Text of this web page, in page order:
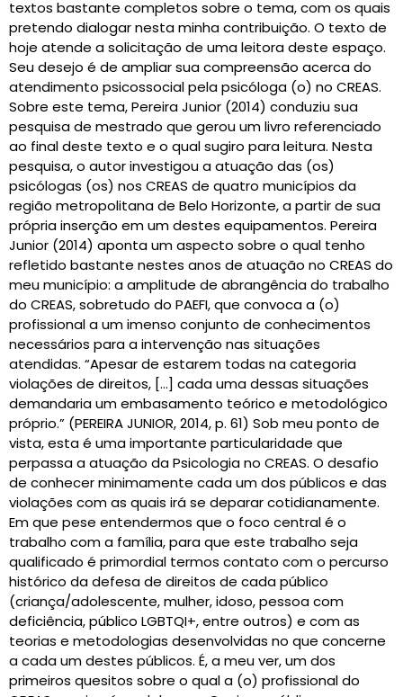
textos bastante completos sobre o tema, com os quais
pretendo dialogar nesta minha contribuição. O texto de
hoje atende a solicitação de uma leitora deste espaço.
Seu desejo é de ampliar sua compreensão acerca do
atendimento psicossocial pela psicóloga (o) no CREAS.
Sobre este tema, Pereira Junior (2014) conduziu sua
pesquisa de mestrado que gerou um livro referenciado
ao final deste texto e o qual sugiro para leitura. Nesta
pesquisa, o autor investigou a atuação das (os)
psicólogas (os) nos CREAS de quatro municípios da
região metropolitana de Belo Horizonte, a partir de sua
própria inserção em um destes equipamentos. Pereira
Junior (2014) aponta um aspecto sobre o qual tenho
refletido bastante nestes anos de atuação no CREAS do
meu município: a amplitude de abrangência do trabalho
do CREAS, sobretudo do PAEFI, que convoca a (o)
profissional a um imenso conjunto de conhecimentos
necessários para a intervenção nas situações
atendidas. “Apesar de estarem todas na categoria
violações de direitos, […] cada uma dessas situações
demandaria um embasamento teórico e metodológico
próprio.” (PEREIRA JUNIOR, 2014, p. 61) Sob meu ponto de
vista, esta é uma importante particularidade que
perpassa a atuação da Psicologia no CREAS. O desafio
de conhecer minimamente cada um dos públicos e das
violações com as quais irá se deparar cotidianamente.
Em que pese entendermos que o foco central é o
trabalho com a família, para que este trabalho seja
qualificado é primordial termos contato com o percurso
histórico da defesa de direitos de cada público
(criança/adolescente, mulher, idoso, pessoa com
deficiência, público LGBTQI+, entre outros) e com as
teorias e metodologias desenvolvidas no que concerne
a cada um destes públicos. É, a meu ver, um dos
primeiros quesitos sobre o qual a (o) profissional do